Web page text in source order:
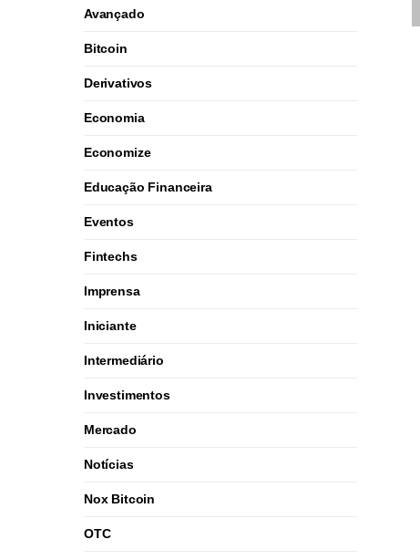
Avançado
Bitcoin
Derivativos
Economia
Economize
Educação Financeira
Eventos
Fintechs
Imprensa
Iniciante
Intermediário
Investimentos
Mercado
Notícias
Nox Bitcoin
OTC